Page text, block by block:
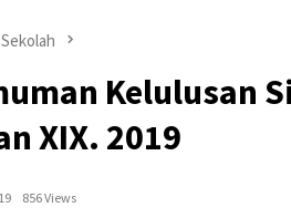
Kelulusan
XIX. 2019
856 Views